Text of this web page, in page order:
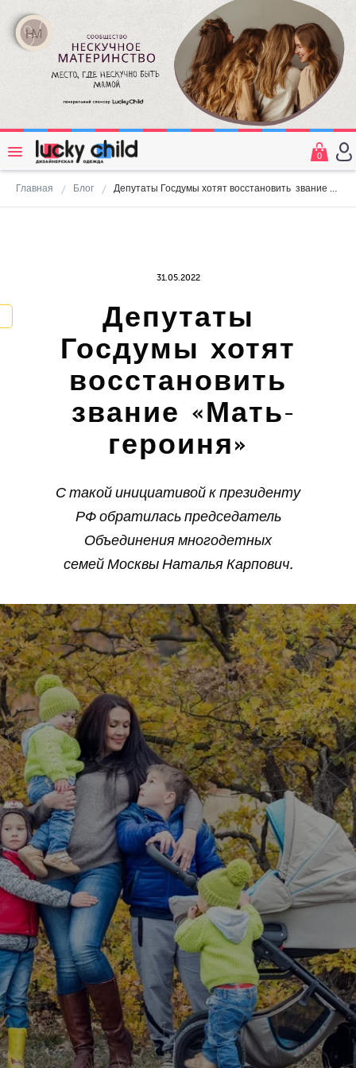
0
Главная Блог Депутаты Госдумы хотят восстановить звание «Мать-героиня»
31.05.2022
Депутаты
Госдумы хотят
восстановить
звание «Мать-
героиня»
С такой инициативой к президенту
РФ обратилась председатель
Объединения многодетных
семей Москвы Наталья Карпович.